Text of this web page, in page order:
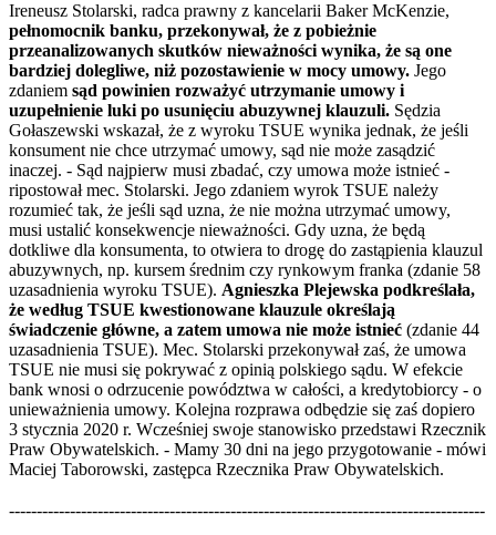
Ireneusz Stolarski, radca prawny z kancelarii Baker McKenzie,
pełnomocnik banku, przekonywał, że z pobieżnie
przeanalizowanych skutków nieważności wynika, że są one
bardziej dolegliwe, niż pozostawienie w mocy umowy. Jego
zdaniem sąd powinien rozważyć utrzymanie umowy i
uzupełnienie luki po usunięciu abuzywnej klauzuli. Sędzia
Gołaszewski wskazał, że z wyroku TSUE wynika jednak, że jeśli
konsument nie chce utrzymać umowy, sąd nie może zasądzić
inaczej. - Sąd najpierw musi zbadać, czy umowa może istnieć -
ripostował mec. Stolarski. Jego zdaniem wyrok TSUE należy
rozumieć tak, że jeśli sąd uzna, że nie można utrzymać umowy,
musi ustalić konsekwencje nieważności. Gdy uzna, że będą
dotkliwe dla konsumenta, to otwiera to drogę do zastąpienia klauzul
abuzywnych, np. kursem średnim czy rynkowym franka (zdanie 58
uzasadnienia wyroku TSUE). Agnieszka Plejewska podkreślała,
że według TSUE kwestionowane klauzule określają
świadczenie główne, a zatem umowa nie może istnieć (zdanie 44
uzasadnienia TSUE). Mec. Stolarski przekonywał zaś, że umowa
TSUE nie musi się pokrywać z opinią polskiego sądu. W efekcie
bank wnosi o odrzucenie powództwa w całości, a kredytobiorcy - o
unieważnienia umowy. Kolejna rozprawa odbędzie się zaś dopiero
3 stycznia 2020 r. Wcześniej swoje stanowisko przedstawi Rzecznik
Praw Obywatelskich. - Mamy 30 dni na jego przygotowanie - mówi
Maciej Taborowski, zastępca Rzecznika Praw Obywatelskich.
--------------------------------------------------------------------------------------